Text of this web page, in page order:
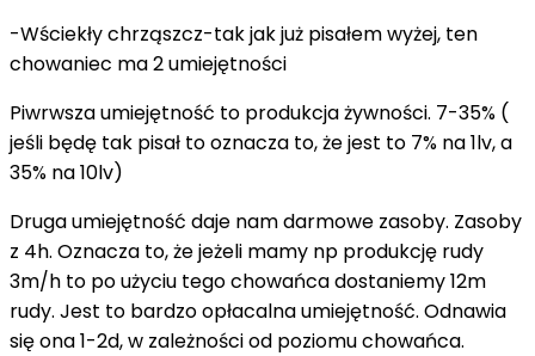
-Wściekły chrząszcz-tak jak już pisałem wyżej, ten
chowaniec ma 2 umiejętności
Piwrwsza umiejętność to produkcja żywności. 7-35% (
jeśli będę tak pisał to oznacza to, że jest to 7% na 1lv, a
35% na 10lv)
Druga umiejętność daje nam darmowe zasoby. Zasoby
z 4h. Oznacza to, że jeżeli mamy np produkcję rudy
3m/h to po użyciu tego chowańca dostaniemy 12m
rudy. Jest to bardzo opłacalna umiejętność. Odnawia
się ona 1-2d, w zależności od poziomu chowańca.